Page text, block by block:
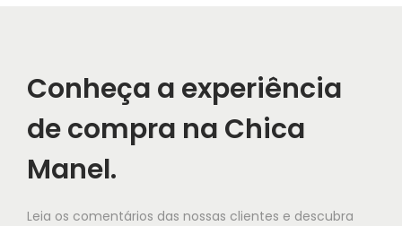
Conheça a experiência
de compra na Chica
Manel.
Leia os comentários das nossas clientes e descubra